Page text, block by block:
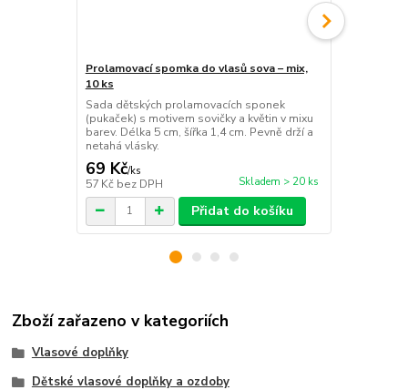
Prolamovací spomka do vlasů sova – mix,
10 ks
Sada dětských prolamovacích sponek
(pukaček) s motivem sovičky a květin v mixu
barev. Délka 5 cm, šířka 1,4 cm. Pevně drží a
netahá vlásky.
69 Kč/ks
57 Kč bez DPH Skladem > 20 ks
Přidat do košíku
Zboží zařazeno v kategoriích
Vlasové doplňky
Dětské vlasové doplňky a ozdoby